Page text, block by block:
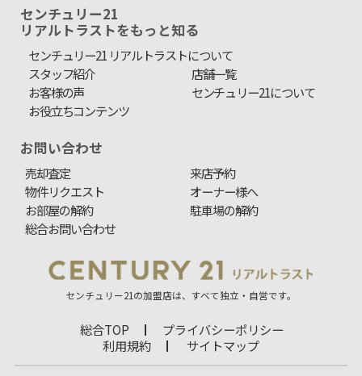
センチュリー21
リアルトラストをもっと知る
センチュリー21 リアルトラストについて
スタッフ紹介
店舗一覧
お客様の声
センチュリー21について
お役立ちコンテンツ
お問い合わせ
売却査定
来店予約
物件リクエスト
オーナー様へ
お部屋の解約
駐車場の解約
総合お問い合わせ
センチュリー21の加盟店は、すべて独立・自営です。
総合TOP
プライバシーポリシー
利用規約
サイトマップ